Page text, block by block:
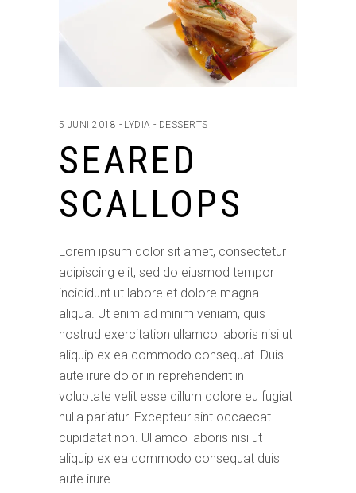
5 JUNI 2018 LYDIA DESSERTS
SEARED
SCALLOPS
Lorem ipsum dolor sit amet, consectetur
adipiscing elit, sed do eiusmod tempor
incididunt ut labore et dolore magna
aliqua. Ut enim ad minim veniam, quis
nostrud exercitation ullamco laboris nisi ut
aliquip ex ea commodo consequat. Duis
aute irure dolor in reprehenderit in
voluptate velit esse cillum dolore eu fugiat
nulla pariatur. Excepteur sint occaecat
cupidatat non. Ullamco laboris nisi ut
aliquip ex ea commodo consequat duis
aute irure